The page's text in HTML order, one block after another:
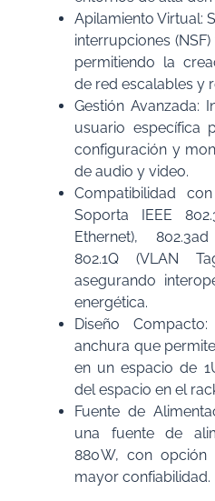
Apilamiento Virtual:
interrupciones
permitiendo la
de red escalables y
Gestión Avanzada:
usuario específica
configuración y
de audio y video.
Compatibilidad
Soporta IEEE
Ethernet),
802.1Q (VLAN
asegurando
energética.
Diseño
anchura que
en un espacio de
del espacio en el
Fuente de
una fuente de
880 W, con
mayor confiabilidad.